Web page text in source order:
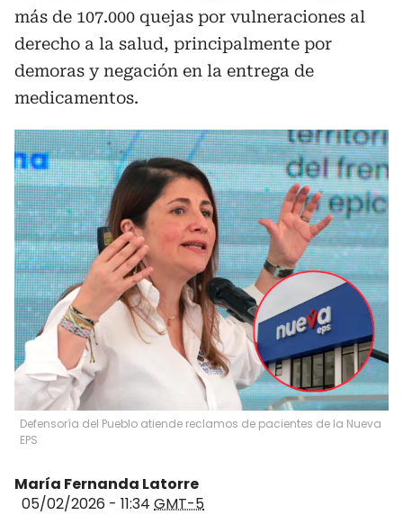
más de 107.000 quejas por vulneraciones al
derecho a la salud, principalmente por
demoras y negación en la entrega de
medicamentos.
Defensoría del Pueblo atiende reclamos de pacientes de la Nueva
EPS
María Fernanda Latorre
05/02/2026 - 11:34 GMT-5